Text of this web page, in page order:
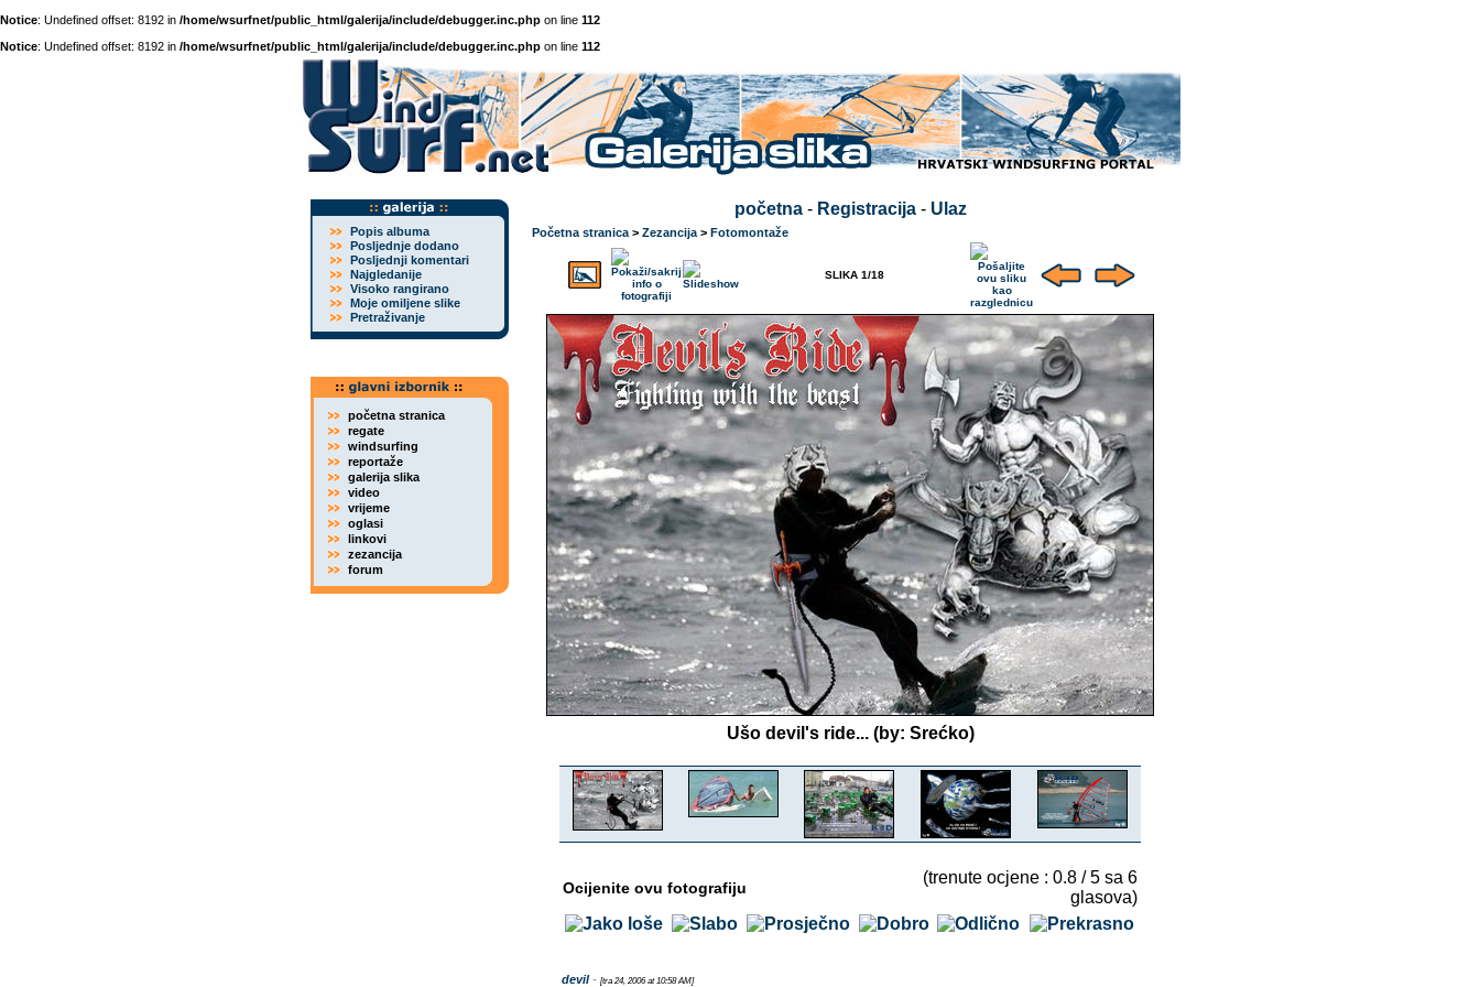
Notice: Undefined offset: 8192 in /home/wsurfnet/public_html/galerija/include/debugger.inc.php on line 112
Notice: Undefined offset: 8192 in /home/wsurfnet/public_html/galerija/include/debugger.inc.php on line 112
Popis albuma
Posljednje dodano
Posljednji komentari
Najgledanije
Visoko rangirano
Moje omiljene slike
Pretraživanje
početna stranica
regate
windsurfing
reportaže
galerija slika
video
vrijeme
oglasi
linkovi
zezancija
forum
početna- Registracija- Ulaz
Početna stranica > Zezancija > Fotomontaže
SLIKA 1/18
Ušo devil's ride... (by: Srećko)
Ocijenite ovu fotografiju
(trenute ocjene : 0.8 / 5 sa 6
glasova)
devil- [tra 24, 2006 at 10:58 AM]